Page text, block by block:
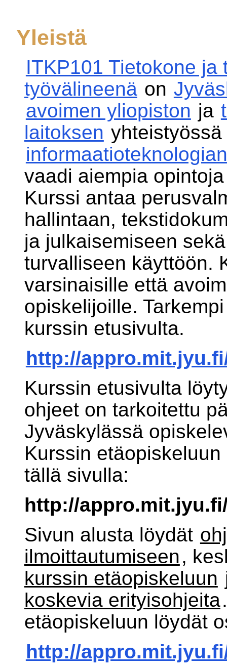
Yleistä
ITKP101 Tietokone ja
työvälineenä on
avoimen yliopiston ja
laitoksen
informaatioteknologian
vaadi aiempia
Kurssi antaa
hallintaan,
ja julkaisemiseen
turvalliseen käyttöön.
varsinaisille että
opiskelijoille.
kurssin etusivulta.
http://
Kurssin etusivulta
ohjeet on tarkoitettu
Jyväskylässä
Kurssin
tällä sivulla:
http://
Sivun alusta löydät
ilmoittautumiseen,
kurssin etäopiskeluun
koskevia erityisohjeita
etäopiskeluun löydät
http://